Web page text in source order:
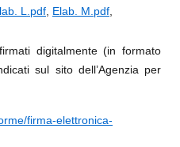
L.pdf Elab. M.pdf
digitalmente (in formato
sul sito dell’Agenzia per
firma-elettronica-